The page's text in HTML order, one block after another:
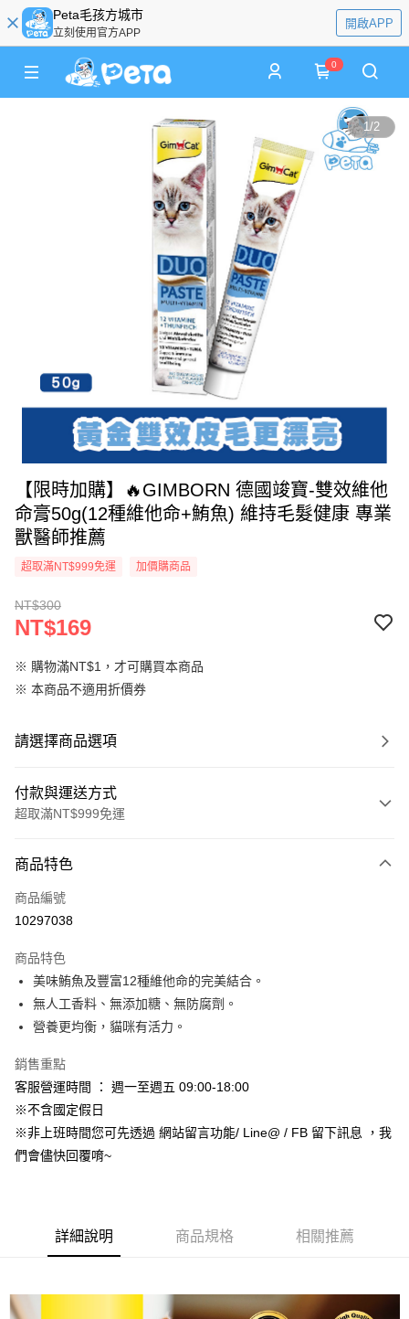
Peta毛孩方城市
立刻使用官方APP
開啟APP
0
1/2
【限時加購】🔥GIMBORN 德國竣寶-雙效維他
命膏50g(12種維他命+鮪魚) 維持毛髮健康 專業
獸醫師推薦
超取滿NT$999免運 加價購商品
NT$300
NT$169
※ 購物滿NT$1，才可購買本商品
※ 本商品不適用折價券
請選擇商品選項
付款與運送方式
超取滿NT$999免運
信用卡一次付款
信用卡分期付款
合作金庫商業銀行
華南商業銀行
彰化商業銀行
上海商業儲蓄銀行
台北富邦商業銀行
國泰世華商業銀行
匯豐（台灣）商業銀行
聯邦商業銀行
遠東國際商業銀行
元大商業銀行
台新國際商業銀行
中國信託商業銀行
台灣樂天信用卡公司
超商取貨付款
LINE Pay
街口支付
悠遊付
Google Pay
AFTEE先享後付是「在收到商品之後才付款」的支付方式。 讓您購物簡單
ATM付款
全家取貨付款_限重5KG
商品特色
商品編號
10297038
商品特色
美味鮪魚及豐富12種維他命的完美結合。
無人工香料、無添加糖、無防腐劑。
營養更均衡，貓咪有活力。
銷售重點
客服營運時間 ： 週一至週五 09:00-18:00
※不含國定假日
※非上班時間您可先透過 網站留言功能/ Line@ / FB 留下訊息 ，我
們會儘快回覆唷~
詳細說明 商品規格 相關推薦